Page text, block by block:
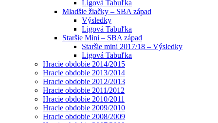
Ligová Tabuľka
Mladšie žiačky – SBA západ
Výsledky
Ligová Tabuľka
Staršie Mini – SBA západ
Staršie mini 2017/18 – Výsledky
Ligová Tabuľka
Hracie obdobie 2014/2015
Hracie obdobie 2013/2014
Hracie obdobie 2012/2013
Hracie obdobie 2011/2012
Hracie obdobie 2010/2011
Hracie obdobie 2009/2010
Hracie obdobie 2008/2009